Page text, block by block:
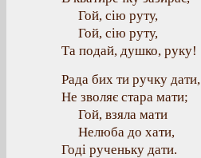
Гой, сію руту,
Гой, сію руту,
Та подай, душко, руку!
Рада бих ти ручку дати,
Не зволяє стара мати;
Гой, взяла мати
Нелюба до хати,
Годі рученьку дати.